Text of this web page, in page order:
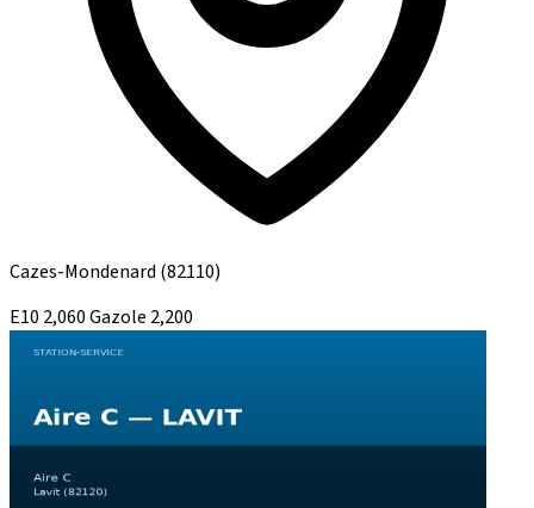
Cazes-Mondenard (82110)
E10 2,060Gazole 2,200